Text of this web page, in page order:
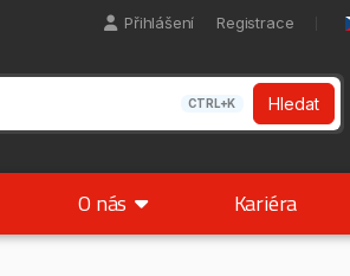
Přihlášení Registrace
CTRL+K Hledat
O nás Kariéra